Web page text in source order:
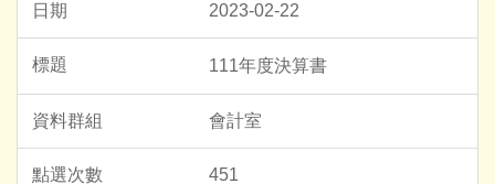
2023-02-22
111年度決算書
會計室
451